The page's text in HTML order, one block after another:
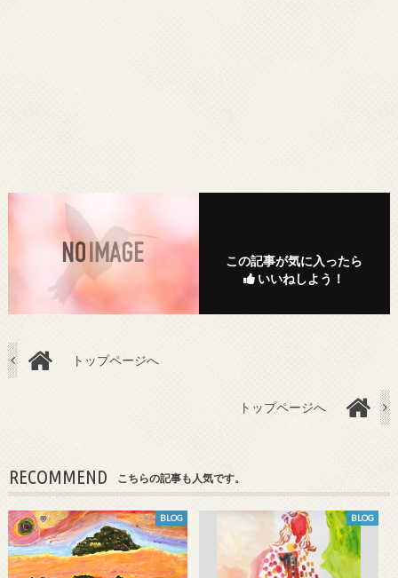
この記事が気に入ったら
いいねしよう！
トップページへ
トップページへ
RECOMMEND こちらの記事も人気です。
BLOG BLOG